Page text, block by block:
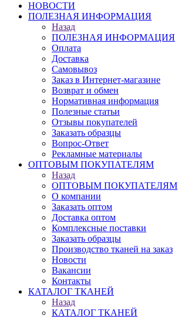
НОВОСТИ
ПОЛЕЗНАЯ ИНФОРМАЦИЯ
Назад
ПОЛЕЗНАЯ ИНФОРМАЦИЯ
Оплата
Доставка
Самовывоз
Заказ в Интернет-магазине
Возврат и обмен
Нормативная информация
Полезные статьи
Отзывы покупателей
Заказать образцы
Вопрос-Ответ
Рекламные материалы
ОПТОВЫМ ПОКУПАТЕЛЯМ
Назад
ОПТОВЫМ ПОКУПАТЕЛЯМ
О компании
Заказать оптом
Доставка оптом
Комплексные поставки
Заказать образцы
Производство тканей на заказ
Новости
Вакансии
Контакты
КАТАЛОГ ТКАНЕЙ
Назад
КАТАЛОГ ТКАНЕЙ